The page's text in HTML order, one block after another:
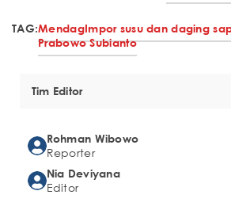
TAG:MendagImpor susu dan daging
Prabowo Subianto
Tim Editor
Rohman Wibowo
Reporter
Nia Deviyana
Editor